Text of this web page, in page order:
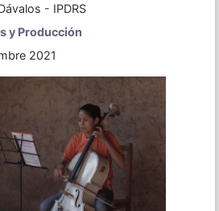
- IPDRS
y Producción
2021